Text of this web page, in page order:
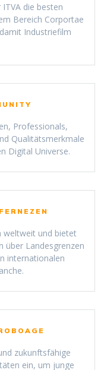
die besten
Bereich Corportae
Industriefilm
Professionals,
Qualitätsmerkmale
Digital Universe.
weltweit und bietet
über Landesgrenzen
internationalen
zukunftsfähige
ein, um junge